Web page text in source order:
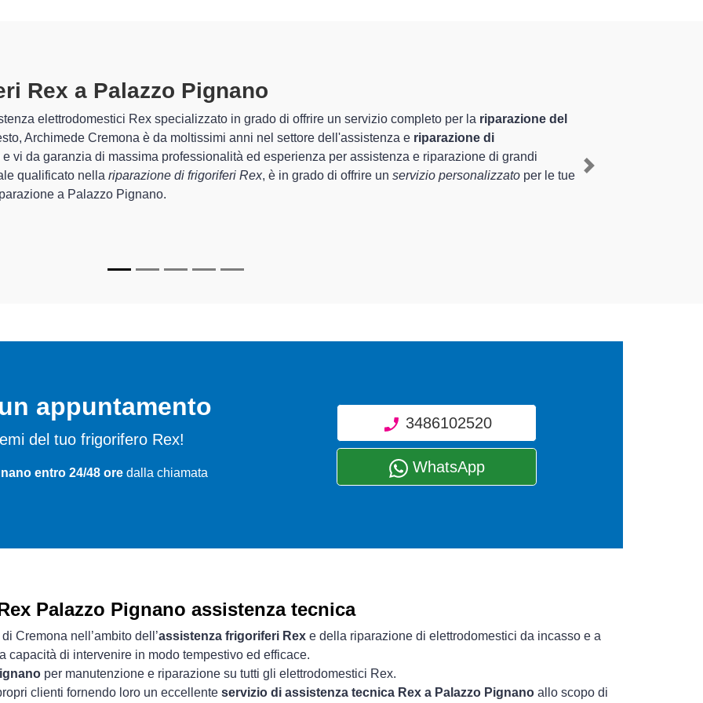
Rex A Palazzo Pignano
Cremona sono in grado di garantire al cliente esperienza pluriennale nel territorio di Palazzo Pignano e
la sistemazione e lariparazione del tuo frigorifero Rex a Palazzo Pignano, mediante il ripristino rapido del
apparecchi.
di Archimede Cremona sono in grado di fornire interventi di diverse tipologie sugli elettrodomestici da riparare
funzionanti e durare a lungo nel tempo.
Next
appuntamento
del tuo frigorifero Rex!
entro 24/48 oredalla chiamata
3486102520
WhatsApp
Palazzo Pignano assistenza tecnica
Cremona nell’ambito dell’assistenza frigoriferi Rex e della riparazione di elettrodomestici da incasso e a
capacità di intervenire in modo tempestivo ed efficace.
per manutenzione e riparazione su tutti gli elettrodomestici Rex.
clienti fornendo loro un eccellente servizio di assistenza tecnica Rex a Palazzo Pignano allo scopo di